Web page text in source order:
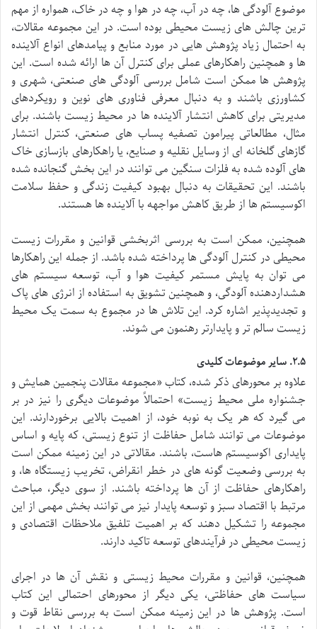
موضوع آلودگی ها، چه در آب، چه در هوا و چه در خاک، همواره از مهم
ترین چالش های زیست محیطی بوده است. در این مجموعه مقالات،
به احتمال زیاد پژوهش هایی در مورد منابع و پیامدهای انواع آلاینده
ها و همچنین راهکارهای عملی برای کنترل آن ها ارائه شده است. این
پژوهش ها ممکن است شامل بررسی آلودگی های صنعتی، شهری و
کشاورزی باشند و به دنبال معرفی فناوری های نوین و رویکردهای
مدیریتی برای کاهش انتشار آلاینده ها در محیط زیست باشند. برای
مثال، مطالعاتی پیرامون تصفیه پساب های صنعتی، کنترل انتشار
گازهای گلخانه ای از وسایل نقلیه و صنایع، یا راهکارهای بازسازی خاک
های آلوده شده به فلزات سنگین می توانند در این بخش گنجانده شده
باشند. این تحقیقات به دنبال بهبود کیفیت زندگی و حفظ سلامت
اکوسیستم ها از طریق کاهش مواجهه با آلاینده ها هستند.
همچنین، ممکن است به بررسی اثربخشی قوانین و مقررات زیست
محیطی در کنترل آلودگی ها پرداخته شده باشد. از جمله این راهکارها
می توان به پایش مستمر کیفیت هوا و آب، توسعه سیستم های
هشداردهنده آلودگی، و همچنین تشویق به استفاده از انرژی های پاک
و تجدیدپذیر اشاره کرد. این تلاش ها در مجموع به سمت یک محیط
زیست سالم تر و پایدارتر رهنمون می شوند.
۲.۵. سایر موضوعات کلیدی
علاوه بر محورهای ذکر شده، کتاب «مجموعه مقالات پنجمین همایش و
جشنواره ملی محیط زیست» احتمالاً موضوعات دیگری را نیز در بر
می گیرد که هر یک به نوبه خود، از اهمیت بالایی برخوردارند. این
موضوعات می توانند شامل حفاظت از تنوع زیستی، که پایه و اساس
پایداری اکوسیستم هاست، باشند. مقالاتی در این زمینه ممکن است
به بررسی وضعیت گونه های در خطر انقراض، تخریب زیستگاه ها، و
راهکارهای حفاظت از آن ها پرداخته باشند. از سوی دیگر، مباحث
مرتبط با اقتصاد سبز و توسعه پایدار نیز می توانند بخش مهمی از این
مجموعه را تشکیل دهند که بر اهمیت تلفیق ملاحظات اقتصادی و
زیست محیطی در فرآیندهای توسعه تاکید دارند.
همچنین، قوانین و مقررات محیط زیستی و نقش آن ها در اجرای
سیاست های حفاظتی، یکی دیگر از محورهای احتمالی این کتاب
است. پژوهش ها در این زمینه ممکن است به بررسی نقاط قوت و